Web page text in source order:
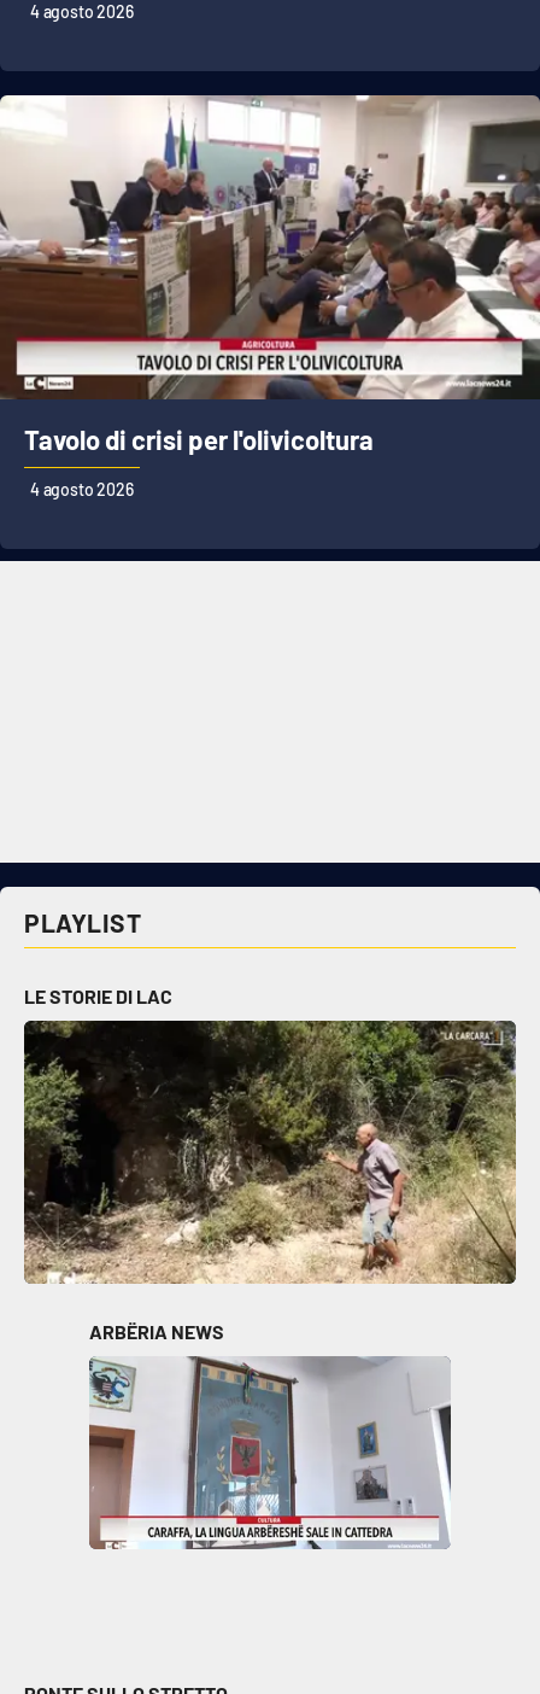
4 agosto 2026
Tavolo di crisi per l'olivicoltura
4 agosto 2026
PLAYLIST
LE STORIE DI LAC
ARBËRIA NEWS